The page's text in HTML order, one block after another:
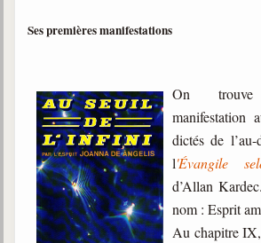
Galerie
Photos et vidéoscope
Galerie photos
Vidéoscope
Filmothèque
Ses premières manifestations
On
manifestation
dictés de l’au-
l'Évangile
d’Allan
nom : Esprit
Au chapitre